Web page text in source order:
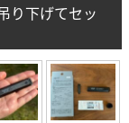
り下げてセッ